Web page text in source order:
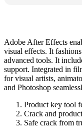
Adobe After Effects
visual effects. It
advanced tools. It
support. Integrated in
for visual artists,
and Photoshop
Product key tool
Crack and
Safe crack from